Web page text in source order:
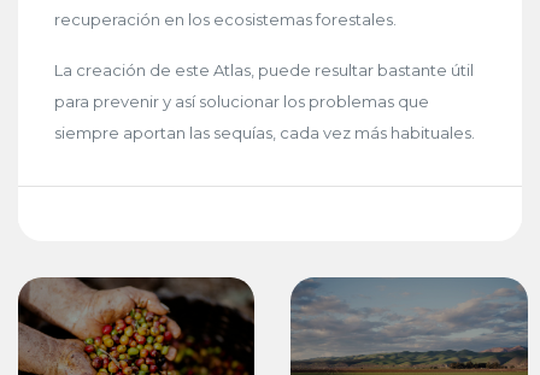
recuperación en los ecosistemas forestales.
La creación de este Atlas, puede resultar bastante útil
para prevenir y así solucionar los problemas que
siempre aportan las sequías, cada vez más habituales.